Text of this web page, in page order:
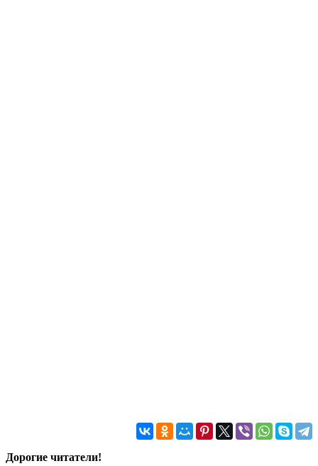
Дорогие читатели!